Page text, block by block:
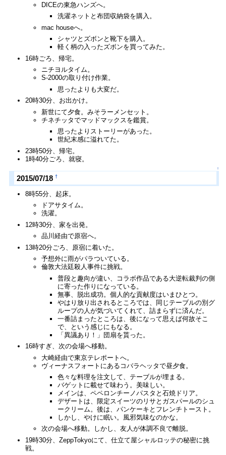
DICEの東急ハンズへ。
洗濯ネットと布団収納袋を購入。
mac houseへ。
シャツとズボンと靴下を購入。
軽く柄の入ったズボンを買ってみた。
16時ごろ、帰宅。
ニチヨルタイム。
S-2000の取り付け作業。
思ったよりも大変だ。
20時30分、お出かけ。
新世にて夕食。みそラーメンセット。
チネチッタでマッドマックスを鑑賞。
思ったよりストーリーがあった。
世紀末感に溢れてた。
23時50分、帰宅。
1時40分ごろ、就寝。
↑
2015/07/18 †
8時55分、起床。
ドアサタイム。
洗濯。
12時30分、家を出発。
品川経由で原宿へ。
13時20分ごろ、原宿に着いた。
予想外に雨がパラついている。
倫敦大法廷殺人事件に挑戦。
普段と趣向が違い、コラボ作品である大逆転裁判の側
に寄った作りになっている。
無事、脱出成功。個人的な貢献度はいまひとつ。
やはり放り出されるところでは、同じテーブルの別グ
ループの人が気づいてくれて、詰まらずに済んだ。
一番詰まったところは、後になって思えば何故そこ
で、という感じにもなる。
「異議あり！」団扇を貰った。
16時すぎ、次の会場へ移動。
大崎経由で東京テレポートへ。
ヴィーナスフォートにあるコバラヘッタで昼夕食。
色々な料理を注文して、テーブルが埋まる。
バゲットに載せて味わう。美味しい。
メインは、ペペロンチーノパスタと石焼ドリア。
デザートは、限定スイーツのリサとガスパールのシュ
ークリーム。後は、パンケーキとフレンチトースト。
しかし、やけに眠い。風邪気味なのかな。
次の会場へ移動。しかし、友人が体調不良で離脱。
19時30分、ZeppTokyoにて、仕立て屋シャルロッテの秘密に挑
戦。